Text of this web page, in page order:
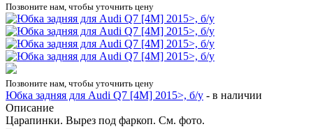
Позвоните нам, чтобы уточнить цену
Позвоните нам, чтобы уточнить цену
Юбка задняя для Audi Q7 [4M] 2015>, б/у - в наличии
Описание
Царапинки. Вырез под фаркоп. См. фото.